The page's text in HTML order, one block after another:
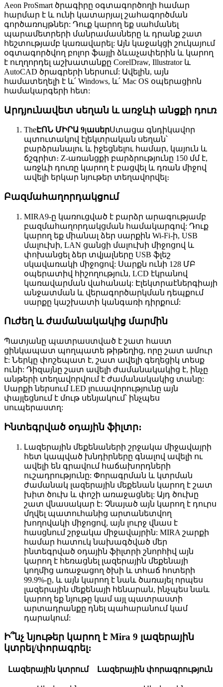
Aeon ProSmart ծրագիրը օգտագործողի համար
հարմար է և ունի կատարյալ շահագործման
գործառույթներ: Դուք կարող եք սահմանել
պարամետրերի մանրամասները և դրանք շատ
հեշտությամբ կառավարել: Այն կաջակցի շուկայում
օգտագործվող բոլոր ֆայլի ձևաչափերին և կարող
է ուղղորդել աշխատանքը CorelDraw, Illustrator և
AutoCAD ծրագրերի ներսում: Ավելին, այն
համատեղելի է և՛ Windows, և՛ Mac OS օպերացիոն
համակարգերի հետ:
Արդյունավետ սեղան և առջևի անցքի դուռ
TheԷՈՆ ՄԻՐԱ 9լասերՍտացա գնդիկավոր
պտուտակով էլեկտրական սեղան՝
բարձրանալու և իջեցնելու համար, կայուն և
ճշգրիտ։ Z-առանցքի բարձրությունը 150 մմ է,
առջևի դուռը կարող է բացվել և դռան միջով
ավելի երկար նյութեր տեղավորվել։
Բազմահաղորդակցում
MIRA9-ը կառուցված է բարձր արագությամբ
բազմահաղորդակցման համակարգով: Դուք
կարող եք միանալ ձեր սարքին Wi-Fi-ի, USB
մալուխի, LAN ցանցի մալուխի միջոցով և
փոխանցել ձեր տվյալները USB ֆլեշ
սկավառակի միջոցով: Սարքն ունի 128 ՄԲ
օպերատիվ հիշողություն, LCD էկրանով
կառավարման վահանակ: Էլեկտրաէներգիայի
անջատման և վերագործարկման դեպքում
սարքը կաշխատի կանգառի դիրքում:
Ուժեղ և ժամանակակից մարմին
Պատյանը պատրաստված է շատ հաստ
ցինկապատ պողպատե թիթեղից, որը շատ ամուր
է: Ներկը փոշեպատ է, շատ ավելի գեղեցիկ տեսք
ունի: Դիզայնը շատ ավելի ժամանակակից է, ինչը
անթերի տեղավորվում է ժամանակակից տանը:
Սարքի ներսում LED լուսավորությունը այն
փայլեցնում է մութ սենյակում՝ ինչպես
սուպերաստղ:
Ինտեգրված օդային ֆիլտր։
Լազերային մեքենաների շրջակա միջավայրի
հետ կապված խնդիրները գնալով ավելի ու
ավելի են գրավում հաճախորդների
ուշադրությունը: Փորագրման և կտրման
ժամանակ լազերային մեքենան կարող է շատ
խիտ ծուխ և փոշի առաջացնել: Այդ ծուխը
շատ վնասակար է: Չնայած այն կարող է դուրս
մղվել պատուհանից արտանետվող
խողովակի միջոցով, այն լուրջ վնաս է
հասցնում շրջակա միջավայրին: MIRA շարքի
համար հատուկ նախագծված մեր
ինտեգրված օդային ֆիլտրի շնորհիվ այն
կարող է հեռացնել լազերային մեքենայի
կողմից առաջացող ծխի և տհաճ հոտերի
99.9%-ը, և այն կարող է նաև ծառայել որպես
լազերային մեքենայի հենարան, ինչպես նաև
կարող եք նյութը կամ այլ պատրաստի
արտադրանքը դնել պահարանում կամ
դարակում:
Ի՞նչ նյութեր կարող է Mira 9 լազերային
կտրել/փորագրել։
Լազերային կտրում Լազերային փորագրություն